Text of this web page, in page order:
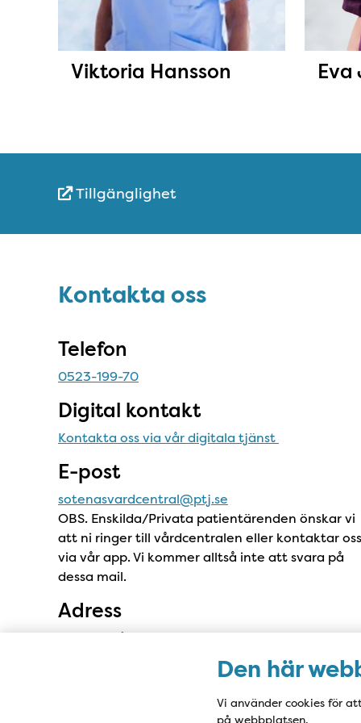
Den här
Vi använder cookies för
på webbplatsen.
Viktoria Hansson Eva
Snabblänkar
Tillgänglighet
Kontakta oss
Kontakta oss
Telefon
0523-199-70
Digital kontakt
Kontakta oss via vår digitala tjänst
E-post
sotenasvardcentral@ptj.se
OBS. Enskilda/Privata patientärenden önskar vi
att ni ringer till vårdcentralen eller kontaktar oss
via vår app. Vi kommer alltså inte att svara på
dessa mail.
Adress
Sotenäs Vårdcentral
Skolgatan 19, 456 61 Hunnebostrand